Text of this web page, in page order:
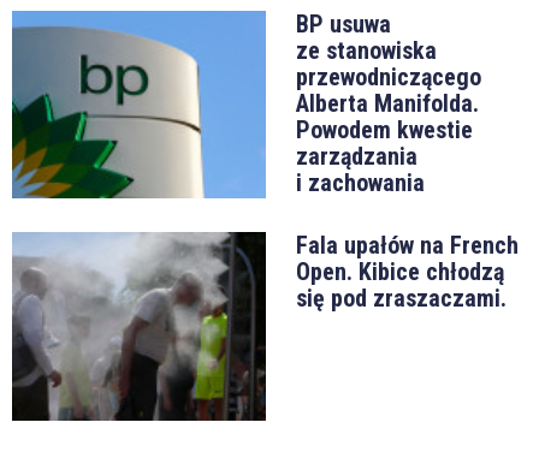
BP usuwa
ze stanowiska
przewodniczącego
Alberta Manifolda.
Powodem kwestie
zarządzania
i zachowania
Fala upałów na French
Open. Kibice chłodzą
się pod zraszaczami.